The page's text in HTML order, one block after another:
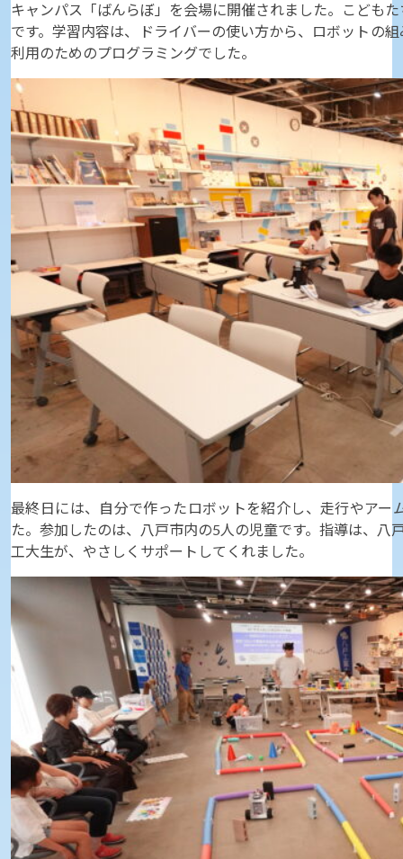
キャンパス「ばんらぼ」を会場に開催されました。こども
です。学習内容は、ドライバーの使い方から、ロボットの
利用のためのプログラミングでした。
最終日には、自分で作ったロボットを紹介し、走行やア
た。参加したのは、八戸市内の5人の児童です。指導は、
工大生が、やさしくサポートしてくれました。